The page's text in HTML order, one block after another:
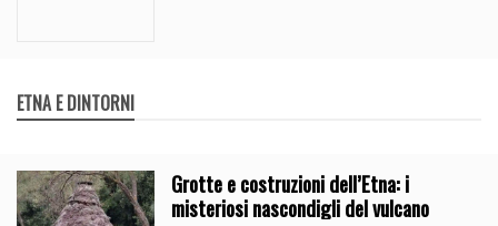
ETNA E DINTORNI
Grotte e costruzioni dell’Etna: i
misteriosi nascondigli del vulcano